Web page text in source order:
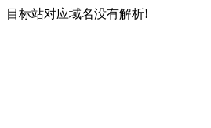
目标站对应域名没有解析!